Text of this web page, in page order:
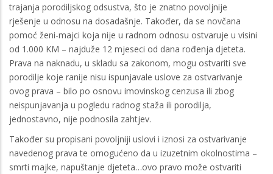
trajanja porodiljskog odsustva, što je znatno povoljnije
rješenje u odnosu na dosadašnje. Također, da se novčana
pomoć ženi-majci koja nije u radnom odnosu ostvaruje u visini
od 1.000 KM – najduže 12 mjeseci od dana rođenja djeteta.
Prava na naknadu, u skladu sa zakonom, mogu ostvariti sve
porodilje koje ranije nisu ispunjavale uslove za ostvarivanje
ovog prava – bilo po osnovu imovinskog cenzusa ili zbog
neispunjavanja u pogledu radnog staža ili porodilja,
jednostavno, nije podnosila zahtjev.
Također su propisani povoljniji uslovi i iznosi za ostvarivanje
navedenog prava te omogućeno da u izuzetnim okolnostima –
smrti majke, napuštanje djeteta…ovo pravo može ostvariti